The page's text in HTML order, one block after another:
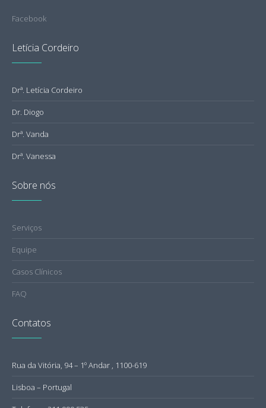
Facebook
Letícia Cordeiro
Drª. Letícia Cordeiro
Dr. Diogo
Drª. Vanda
Drª. Vanessa
Sobre nós
Serviços
Equipe
Casos Clínicos
FAQ
Contatos
Rua da Vitória, 94 – 1º Andar , 1100-619
Lisboa – Portugal